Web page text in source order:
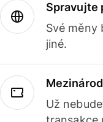
Spravujte
Své měny
jiné.
Už